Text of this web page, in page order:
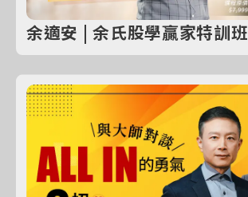
余適安 | 余氏股學贏家特訓班